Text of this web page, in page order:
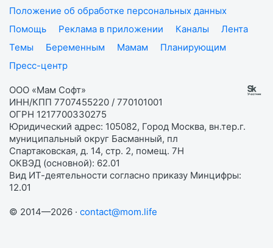
Положение об обработке персональных данных
Помощь
Реклама в приложении Каналы
Лента
Темы
Беременным Мамам
Планирующим
Пресс-центр
ООО «Мам Софт»
ИНН/КПП 7707455220 / 770101001
ОГРН 1217700330275
Юридический адрес: 105082, Город Москва, вн.тер.г.
муниципальный округ Басманный, пл
Спартаковская, д. 14, стр. 2, помещ. 7Н
ОКВЭД (основной): 62.01
Вид ИТ-деятельности согласно приказу Минцифры:
12.01
© 2014—2026 · contact@mom.life